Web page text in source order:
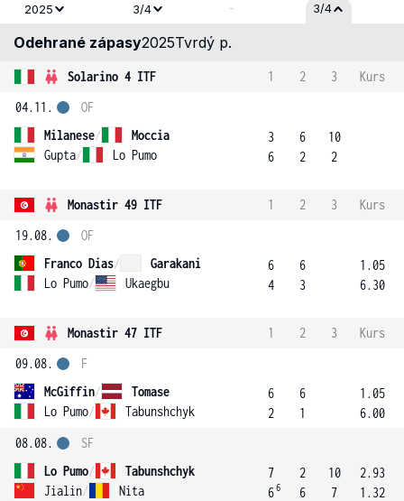
2025 3/4 - 3/4
Odehrané zápasy2025Tvrdý p.
Solarino 4 ITF 1 2 3
Kurs
04.11.
Milanese/
Moccia
Gupta/ Lo Pumo
OF
3
6
6
2
10
2
Monastir 49 ITF 1 2 3
Kurs
19.08.
Franco Dias/
Garakani
Lo Pumo/ Ukaegbu
OF
6
4
6
3
1.05
6.30
Monastir 47 ITF 1 2 3
Kurs
09.08.
McGiffin/
Tomase
Lo Pumo/ Tabunshchyk
F
6
2
6
1
1.05
6.00
08.08.
Lo Pumo/
Tabunshchyk
Jialin/ Nita
SF
7
66
2
6
10
7
2.93
1.32